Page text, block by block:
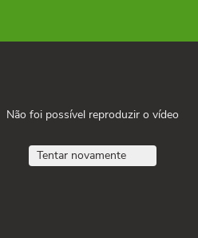
Não foi possível reproduzir o vídeo
Tentar novamente